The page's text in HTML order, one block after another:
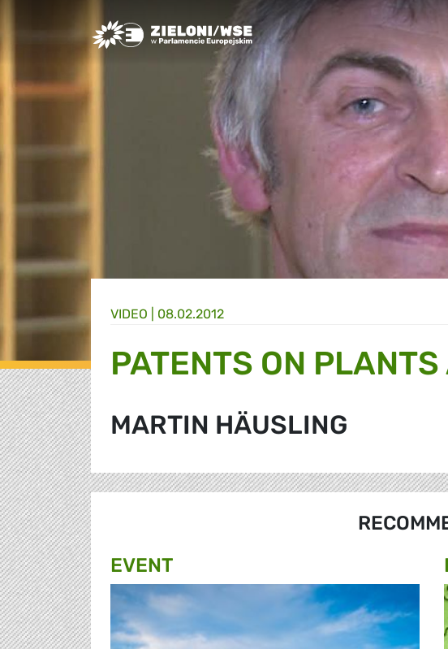
Greens/EFA Home
VIDEO | 08.02.2012
PATENTS ON
MARTIN HÄUSLING
EVENT